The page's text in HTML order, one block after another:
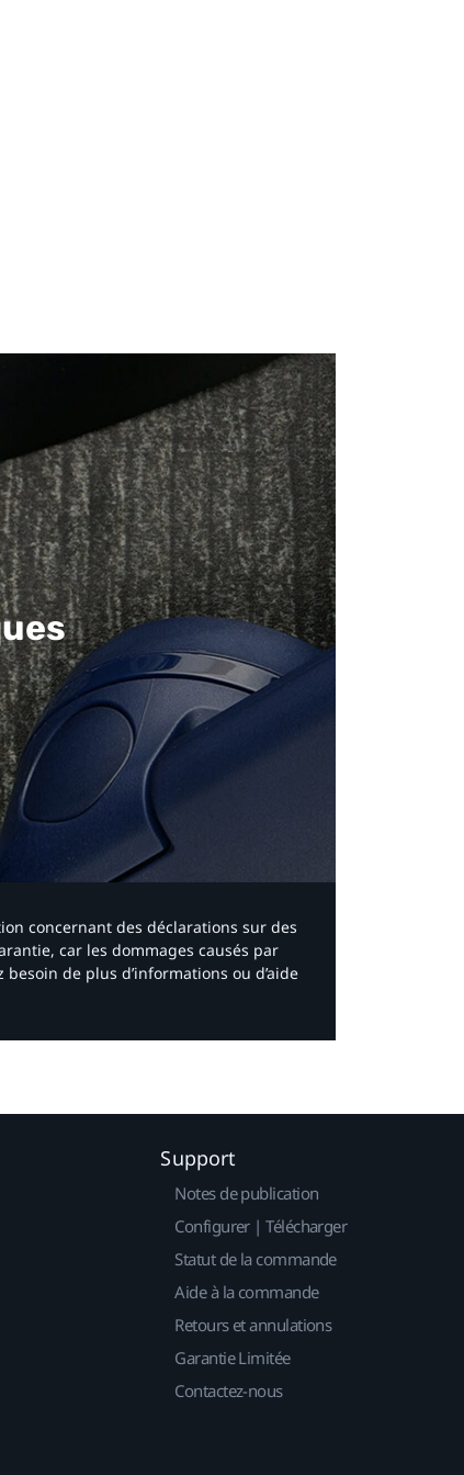
concernant des déclarations sur des
car les dommages causés par
besoin de plus d’informations ou d’aide
Support
Notes de publication
Configurer | Télécharger
Statut de la commande
Aide à la commande
Retours et annulations
Garantie Limitée
Contactez-nous